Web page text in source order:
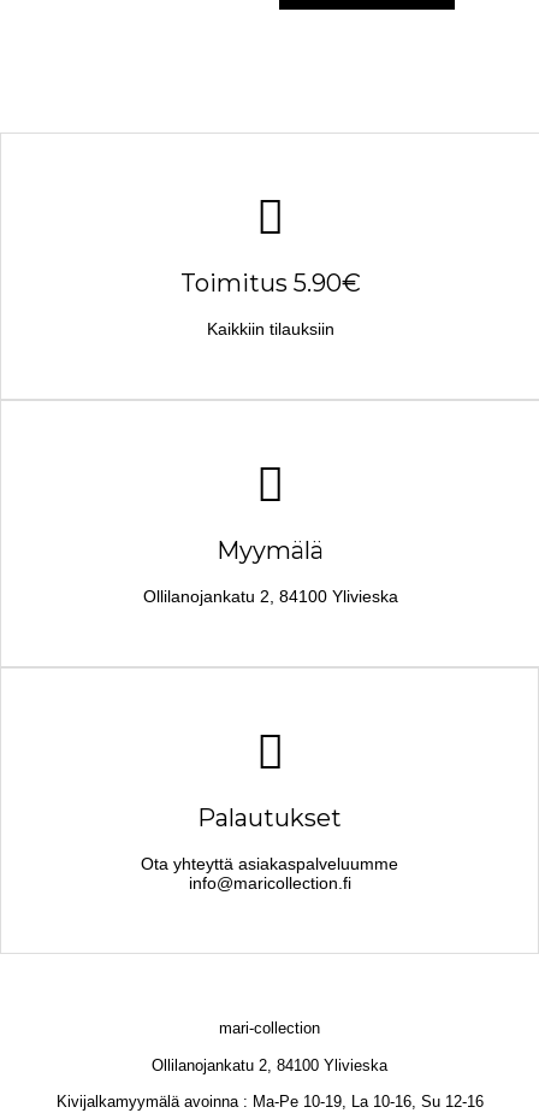
Toimitus 5.90€
Kaikkiin tilauksiin
Myymälä
Ollilanojankatu 2, 84100 Ylivieska
Palautukset
Ota yhteyttä asiakaspalveluumme
info@maricollection.fi
mari-collection
Ollilanojankatu 2, 84100 Ylivieska
Kivijalkamyymälä avoinna : Ma-Pe 10-19, La 10-16, Su 12-16